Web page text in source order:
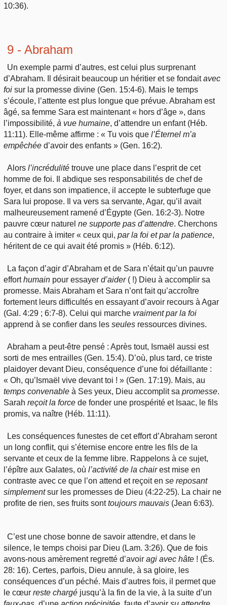
10:36).
9 - Abraham
Un exemple parmi d’autres, est celui plus surprenant
d’Abraham. Il désirait beaucoup un héritier et se fondaitavec
foi sur la promesse divine (Gen. 15:4-6). Mais le temps
s’écoule, l’attente est plus longue que prévue. Abraham est
âgé, sa femme Sara est maintenant « hors d’âge », dans
l’impossibilité, à vue humaine, d’attendre un enfant (Héb.
11:11). Elle-même affirme : « Tu vois que l’Éternel m’a
empêchée d’avoir des enfants » (Gen. 16:2).
Alorsl’incrédulité trouve une place dans l’esprit de cet
homme de foi. Il abdique ses responsabilités de chef de
foyer, et dans son impatience, il accepte le subterfuge que
Sara lui propose. Il va vers sa servante, Agar, qu’il avait
malheureusement ramené d’Égypte (Gen. 16:2-3). Notre
pauvre cœur naturel ne supporte pas d’attendre. Cherchons
au contraire à imiter « ceux qui, par la foi et par la patience,
héritent de ce qui avait été promis » (Héb. 6:12).
La façon d’agir d’Abraham et de Sara n’était qu’un pauvre
efforthumain pour essayer d’aider( !) Dieu à accomplir sa
promesse. Mais Abraham et Sara n’ont fait qu’accroître
fortement leurs difficultés en essayant d’avoir recours à Agar
(Gal. 4:29 ; 6:7-8). Celui qui marche vraiment par la foi
apprend à se confier dans les seules ressources divines.
Abraham a peut-être pensé : Après tout, Ismaël aussi est
sorti de mes entrailles (Gen. 15:4). D’où, plus tard, ce triste
plaidoyer devant Dieu, conséquence d’une foi défaillante :
« Oh, qu’Ismaël vive devant toi ! » (Gen. 17:19). Mais, au
temps convenable à Ses yeux, Dieu accomplit sa promesse.
Sarah reçoitla force de fonder une prospérité et Isaac, le fils
promis, va naître (Héb. 11:11).
Les conséquences funestes de cet effort d’Abraham seront
un long conflit, qui s’éternise encore entre les fils de la
servante et ceux de la femme libre. Rappelons à ce sujet,
l’épître aux Galates, où l’activité de la chairest mise en
contraste avec ce que l’on attend et reçoit en se reposant
simplementsur les promesses de Dieu (4:22-25). La chair ne
profite de rien, ses fruits sonttoujours mauvais (Jean 6:63).
C’est une chose bonne de savoir attendre, et dans le
silence, le temps choisi par Dieu (Lam. 3:26). Que de fois
avons-nous amèrement regretté d’avoir agi avec hâte ! (És.
28: 16). Certes, parfois, Dieu annule, à sa gloire, les
conséquences d’un péché. Mais d’autres fois, il permet que
le cœur reste chargé jusqu’à la fin de la vie, à la suite d’un